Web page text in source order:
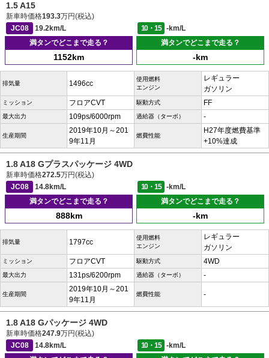
1.5 A15
新車時価格193.3万円(税込)
JC08
19.2km/L 10・15
-km/L
満タンでどこまで走る？
1152km
満タンでどこまで走る？
-km
排気量 1496cc
使用燃料
エンジン
レギュラー
ガソリン
ミッション フロアCVT 駆動方式 FF
最大出力 109ps/6000rpm 過給器（ターボ） -
生産期間
2019年10月～201
9年11月
燃費性能
H27年度燃費基準
+10%達成
1.8 A18 Gプラスパッケージ 4WD
新車時価格272.5万円(税込)
JC08
14.8km/L 10・15
-km/L
満タンでどこまで走る？
888km
満タンでどこまで走る？
-km
排気量 1797cc
使用燃料
エンジン
レギュラー
ガソリン
ミッション フロアCVT 駆動方式 4WD
最大出力 131ps/6200rpm 過給器（ターボ） -
生産期間
2019年10月～201
9年11月
燃費性能 -
1.8 A18 Gパッケージ 4WD
新車時価格247.9万円(税込)
JC08
14.8km/L 10・15
-km/L